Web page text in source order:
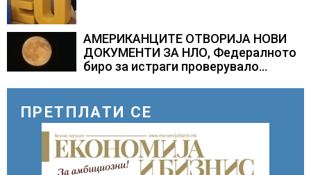
АМЕРИКАНЦИТЕ ОТВОРИЈА НОВИ
ДОКУМЕНТИ ЗА НЛО, Федералното
биро за истраги проверувало
ПРЕТПЛАТИ СЕ